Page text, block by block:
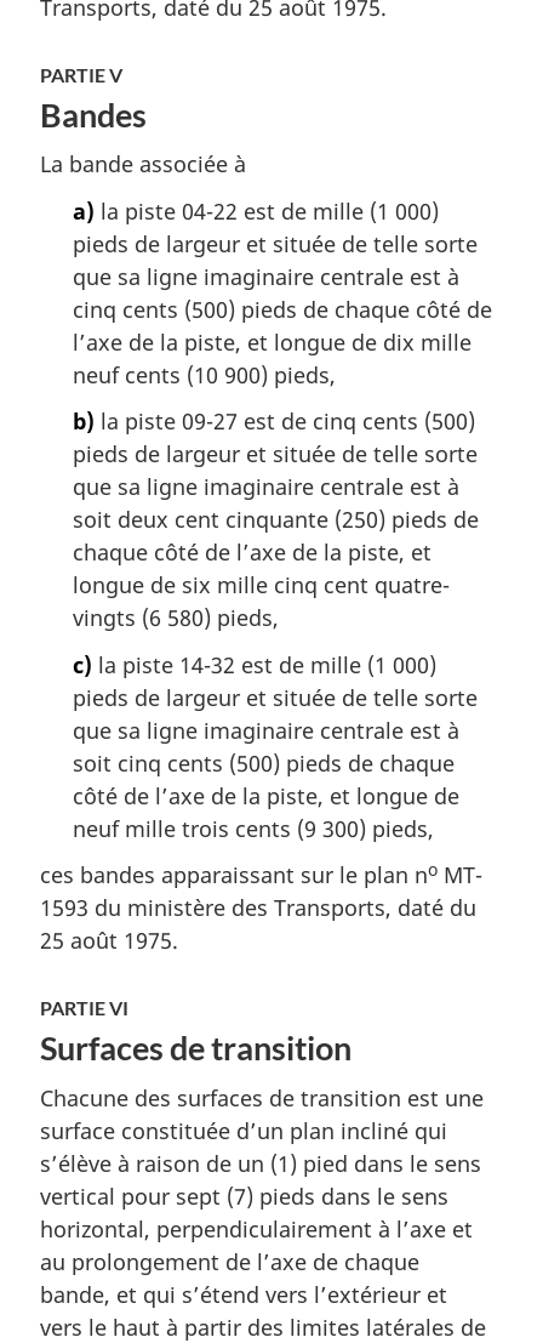
Transports, daté du 25 août 1975.
PARTIE V
Bandes
La bande associée à
a) la piste 04-22 est de mille (1 000)
pieds de largeur et située de telle sorte
que sa ligne imaginaire centrale est à
cinq cents (500) pieds de chaque côté de
l’axe de la piste, et longue de dix mille
neuf cents (10 900) pieds,
b) la piste 09-27 est de cinq cents (500)
pieds de largeur et située de telle sorte
que sa ligne imaginaire centrale est à
soit deux cent cinquante (250) pieds de
chaque côté de l’axe de la piste, et
longue de six mille cinq cent quatre-
vingts (6 580) pieds,
c) la piste 14-32 est de mille (1 000)
pieds de largeur et située de telle sorte
que sa ligne imaginaire centrale est à
soit cinq cents (500) pieds de chaque
côté de l’axe de la piste, et longue de
neuf mille trois cents (9 300) pieds,
ces bandes apparaissant sur le plan no MT-
1593 du ministère des Transports, daté du
25 août 1975.
PARTIE VI
Surfaces de transition
Chacune des surfaces de transition est une
surface constituée d’un plan incliné qui
s’élève à raison de un (1) pied dans le sens
vertical pour sept (7) pieds dans le sens
horizontal, perpendiculairement à l’axe et
au prolongement de l’axe de chaque
bande, et qui s’étend vers l’extérieur et
vers le haut à partir des limites latérales de